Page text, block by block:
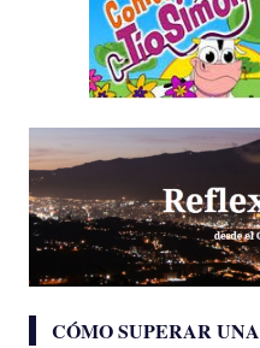
CÓMO SUPERAR